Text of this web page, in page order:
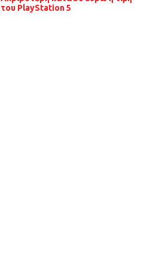
του PlayStation 5